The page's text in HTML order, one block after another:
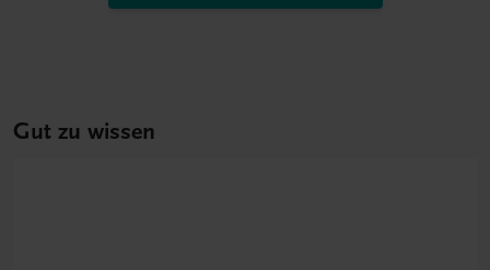
Gut zu wissen